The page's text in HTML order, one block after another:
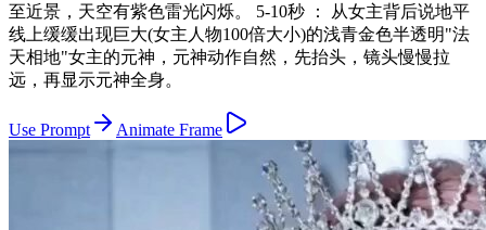
至近景，天空有紫色雷光闪烁。 5-10秒 ： 从女主背后说地平
线上缓缓出现巨大(女主人物100倍大小)的浅青金色半透明"法
天相地"女主的元神，元神动作自然，先抬头，镜头慢慢拉
远，再显示元神全身。
Use Prompt Animate Frame